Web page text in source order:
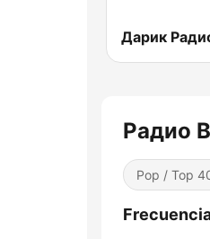
Радио
Pop / Top